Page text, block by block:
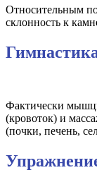
Относительным
склонность к
Фактически
(кровоток) и
(почки, печень,